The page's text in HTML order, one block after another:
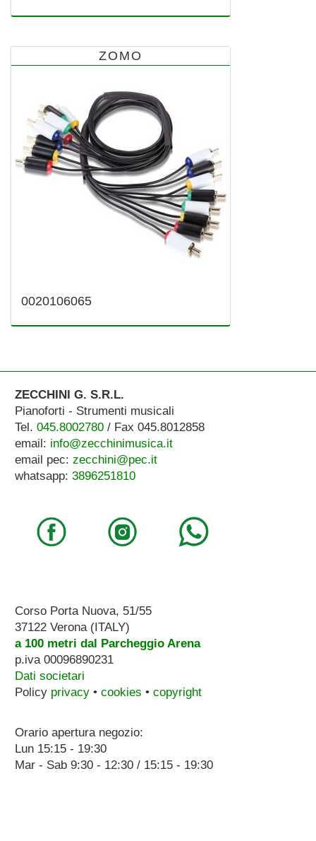
ZOMO
0020106065
ZECCHINI G. S.R.L.
Pianoforti - Strumenti musicali
Tel. 045.8002780/ Fax 045.8012858
email: info@zecchinimusica.it
email pec: zecchini@pec.it
whatsapp: 3896251810
Corso Porta Nuova, 51/55
37122 Verona (ITALY)
a 100 metri dal Parcheggio Arena
p.iva 00096890231
Dati societari
Policy privacy• cookies • copyright
Orario apertura negozio:
Lun 15:15 - 19:30
Mar - Sab 9:30 - 12:30 / 15:15 - 19:30